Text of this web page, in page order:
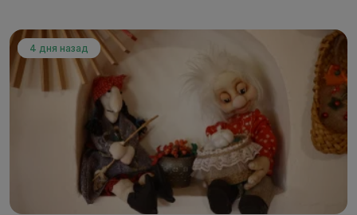
4 дня назад